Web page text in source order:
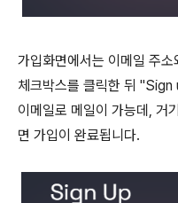
가입화면에서는 이메일 주
체크박스를 클릭한 뒤
이메일로 메일이 가능데,
면 가입이 완료됩니다.